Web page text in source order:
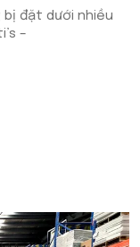
bị đặt dưới nhiều
–